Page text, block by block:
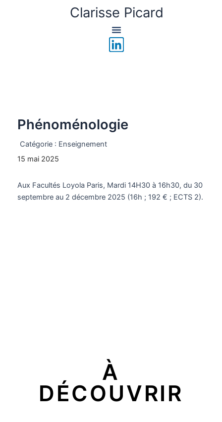
Clarisse Picard
L
d
i
Phénoménologie
Catégorie : Enseignement
15 mai 2025
Aux Facultés Loyola Paris, Mardi 14H30 à 16h30, du 30
septembre au 2 décembre 2025 (16h ; 192 € ; ECTS 2).
À
DÉCOUVRIR